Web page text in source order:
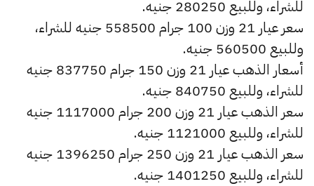
للشراء، وللبيع 280250 جنيه.
سعر عيار 21 وزن 100 جرام 558500 جنيه للشراء،
وللبيع 560500 جنيه.
أسعار الذهب عيار 21 وزن 150 جرام 837750 جنيه
للشراء، وللبيع 840750 جنيه.
سعر الذهب عيار 21 وزن 200 جرام 1117000 جنيه
للشراء، وللبيع 1121000 جنيه.
سعر الذهب عيار 21 وزن 250 جرام 1396250 جنيه
للشراء، وللبيع 1401250 جنيه.